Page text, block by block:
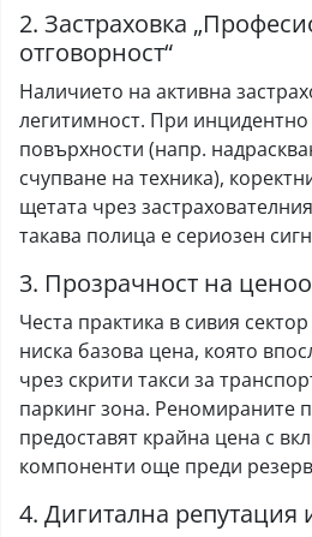
2. Застраховка
отговорност“
Наличието на активна
легитимност. При
повърхности (напр.
счупване на техника),
щетата чрез
такава полица е сериозен
3. Прозрачност на
Честа практика в сивия
ниска базова цена, която
чрез скрити такси за
паркинг зона. Реномираните
предоставят крайна цена с
компоненти още преди
4. Дигитална репутация